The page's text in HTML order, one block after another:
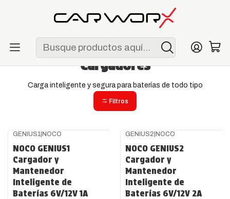
ENVÍO GRATIS POR COMPRAS MAYORES A S/ 250
Cargadores
Cargadores
Carga inteligente y segura para baterías de todo tipo
Filtros
GENIUS1| NOCO
NOCO GENIUS1
Cargador y
Mantenedor
Inteligente de
Baterías 6V/12V 1A
GENIUS2 NOCO
NOCO GENIUS2
Cargador y
Mantenedor
Inteligente de
Baterías 6V/12V 2A